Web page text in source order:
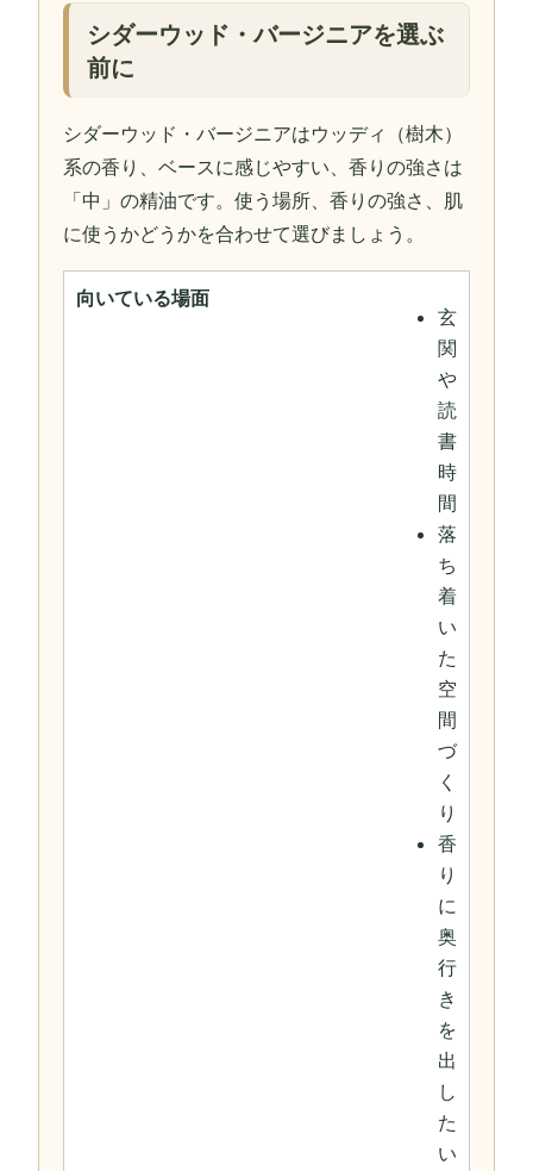
シダーウッド・バージニアを選ぶ
前に
シダーウッド・バージニアはウッディ（樹木）
系の香り、ベースに感じやすい、香りの強さは
「中」の精油です。使う場所、香りの強さ、肌
に使うかどうかを合わせて選びましょう。
向いている場面
玄
関
や
読
書
時
間
落
ち
着
い
た
空
間
づ
く
り
香
り
に
奥
行
き
を
出
し
た
い